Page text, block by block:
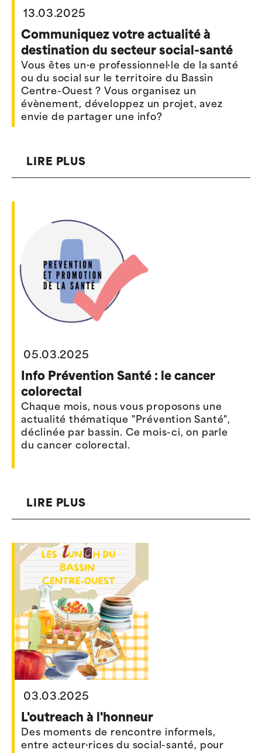
13.03.2025
Communiquez votre actualité à
destination du secteur social-santé
Vous êtes un·e professionnel·le de la santé
ou du social sur le territoire du Bassin
Centre-Ouest ? Vous organisez un
évènement, développez un projet, avez
envie de partager une info?
LIRE PLUS
05.03.2025
Info Prévention Santé : le cancer
colorectal
Chaque mois, nous vous proposons une
actualité thématique "Prévention Santé",
déclinée par bassin. Ce mois-ci, on parle
du cancer colorectal.
LIRE PLUS
03.03.2025
L'outreach à l'honneur
Des moments de rencontre informels,
entre acteur·rices du social-santé, pour